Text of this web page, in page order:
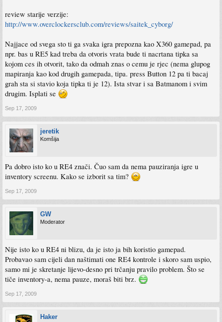
review starije verzije:
http://www.overclockersclub.com/reviews/saitek_cyborg/
Najjace od svega sto ti ga svaka igra prepozna kao X360 gamepad, pa
npr. bas u RE5 kad treba da otvoris vrata bude ti nacrtana tipka sa
kojom ces ih otvorit, tako da odmah znas o cemu je rjec (nema glupog
mapiranja kao kod drugih gamepada, tipa. press Button 12 pa ti bacaj
grah sta si stavio koja tipka ti je 12). Ista stvar i sa Batmanom i svim
drugim. Isplati se
Sep 17, 2009
jeretik
Komšija
Pa dobro isto ko u RE4 znači. Čuo sam da nema pauziranja igre u
inventory screenu. Kako se izborit sa tim?
Sep 17, 2009
GW
Moderator
Nije isto ko u RE4 ni blizu, da je isto ja bih koristio gamepad.
Probavao sam cijeli dan naštimati one RE4 kontrole i skoro sam uspio,
samo mi je skretanje lijevo-desno pri trčanju pravilo problem. Što se
tiče inventory-a, nema pauze, moraš biti brz.
Sep 17, 2009
Haker